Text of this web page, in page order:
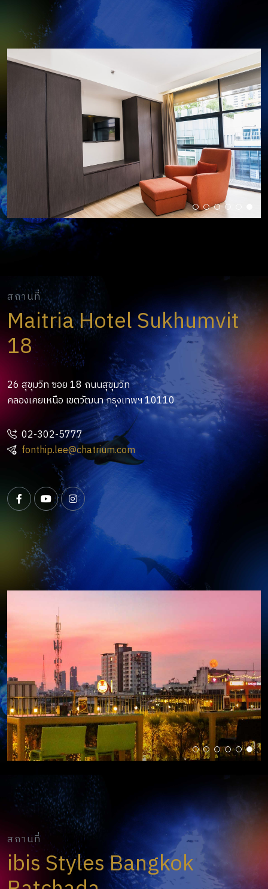
สถานที่
Maitria Hotel Sukhumvit
18
26 สุขุมวิท ซอย 18 ถนนสุขุมวิท
คลองเคยเหนือ เขตวัฒนา กรุงเทพฯ 10110
02-302-5777
fonthip.lee@chatrium.com
สถานที่
ibis Styles Bangkok